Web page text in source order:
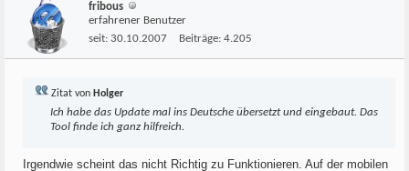
fribous
erfahrener Benutzer
seit: 30.10.2007 Beiträge: 4.205
Zitat von Holger
Ich habe das Update mal ins Deutsche übersetzt und eingebaut. Das
Tool finde ich ganz hilfreich.
Irgendwie scheint das nicht Richtig zu Funktionieren. Auf der mobilen